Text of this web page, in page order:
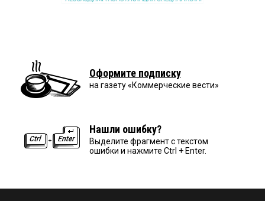
Оформите подписку
на газету «Коммерческие вести»
Нашли ошибку?
Выделите фрагмент с текстом
ошибки и нажмите Ctrl + Enter.